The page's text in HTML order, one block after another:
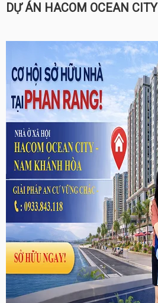
DỰ ÁN HACOM OCEAN CITY